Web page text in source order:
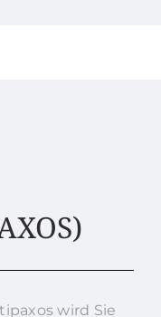
wird Sie